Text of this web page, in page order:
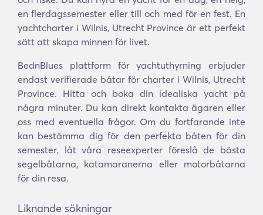
en flerdagssemester eller till och med för en fest. En
yachtcharter i Wilnis, Utrecht Province är ett perfekt
sätt att skapa minnen för livet.
BednBlues plattform för yachtuthyrning erbjuder
endast verifierade båtar för charter i Wilnis, Utrecht
Province. Hitta och boka din idealiska yacht på
några minuter. Du kan direkt kontakta ägaren eller
oss med eventuella frågor. Om du fortfarande inte
kan bestämma dig för den perfekta båten för din
semester, låt våra reseexperter föreslå de bästa
segelbåtarna, katamaranerna eller motorbåtarna
för din resa.
Liknande sökningar